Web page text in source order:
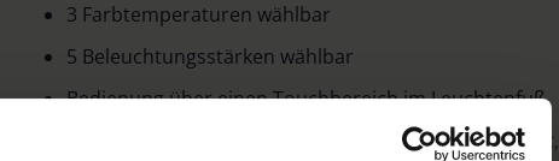
3 Farbtemperaturen wählbar
5 Beleuchtungsstärken wählbar
Bedienung über einen Touchbereich im Leuchtenfuß
Flach zusammenklappbar, leicht verstaubar, kompakt,